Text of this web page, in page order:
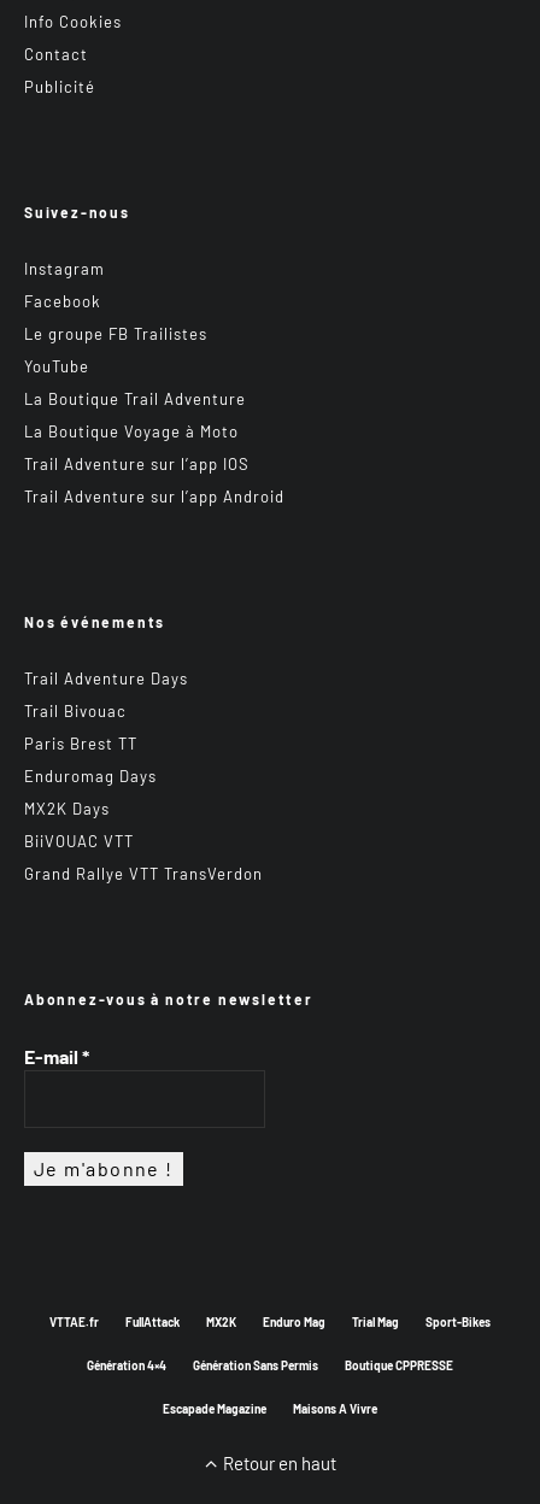
Info Cookies
Contact
Publicité
Suivez-nous
Instagram
Facebook
Le groupe FB Trailistes
YouTube
La Boutique Trail Adventure
La Boutique Voyage à Moto
Trail Adventure sur l’app IOS
Trail Adventure sur l’app Android
Nos événements
Trail Adventure Days
Trail Bivouac
Paris Brest TT
Enduromag Days
MX2K Days
BiiVOUAC VTT
Grand Rallye VTT TransVerdon
Abonnez-vous à notre newsletter
E-mail *
VTTAE.fr FullAttack MX2K Enduro Mag Trial Mag Sport-Bikes
Génération 4×4 Génération Sans Permis Boutique CPPRESSE
Escapade Magazine Maisons A Vivre
Retour en haut